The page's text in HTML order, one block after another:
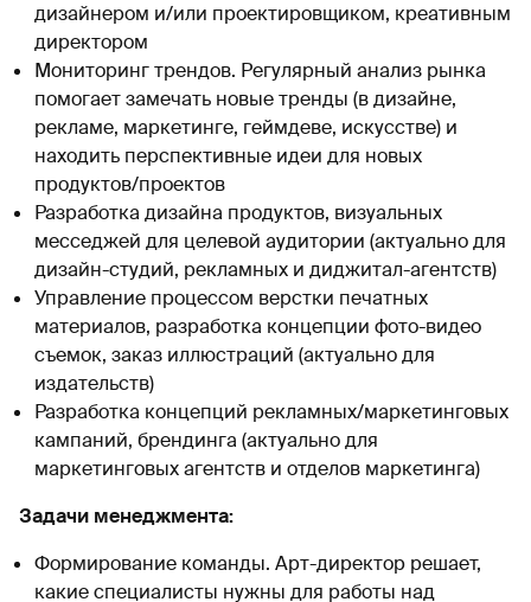
дизайнером и/или проектировщиком, креативным
директором
Мониторинг трендов. Регулярный анализ рынка
помогает замечать новые тренды (в дизайне,
рекламе, маркетинге, геймдеве, искусстве) и
находить перспективные идеи для новых
продуктов/проектов
Разработка дизайна продуктов, визуальных
месседжей для целевой аудитории (актуально для
дизайн-студий, рекламных и диджитал-агентств)
Управление процессом верстки печатных
материалов, разработка концепции фото-видео
съемок, заказ иллюстраций (актуально для
издательств)
Разработка концепций рекламных/маркетинговых
кампаний, брендинга (актуально для
маркетинговых агентств и отделов маркетинга)
Задачи менеджмента:
Формирование команды. Арт-директор решает,
какие специалисты нужны для работы над